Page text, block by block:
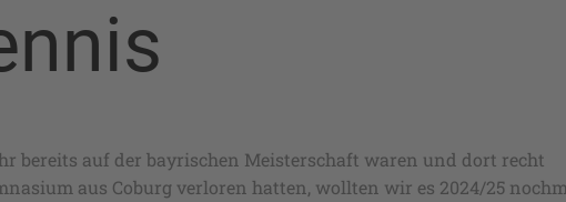
bereits auf der bayrischen Meisterschaft waren und dort recht
aus Coburg verloren hatten, wollten wir es 2024/25